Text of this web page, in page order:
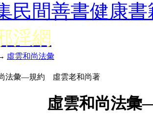
民間善書健康書
淫網
虛雲和尚法彙
法彙—規約 虛雲老和尚著
虛雲和尚法